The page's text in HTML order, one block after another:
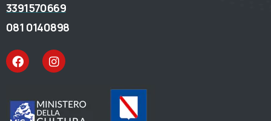
3391570669
081 0140898